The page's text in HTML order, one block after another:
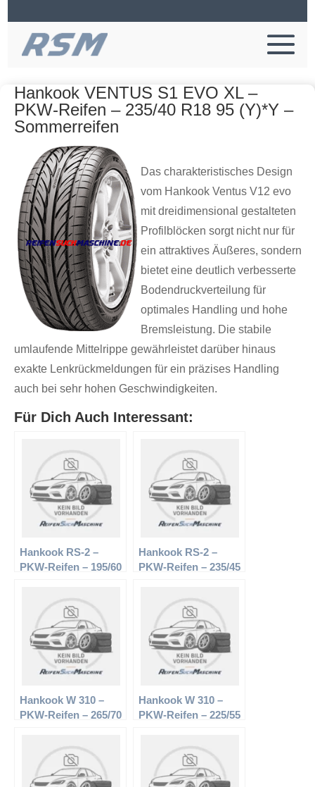
Hankook VENTUS S1 EVO XL –
PKW-Reifen – 235/40 R18 95 (Y)*Y –
Sommerreifen
Das charakteristisches Design
vom Hankook Ventus V12 evo
mit dreidimensional gestalteten
Profilblöcken sorgt nicht nur für
ein attraktives Äußeres, sondern
bietet eine deutlich verbesserte
Bodendruckverteilung für
optimales Handling und hohe
Bremsleistung. Die stabile
umlaufende Mittelrippe gewährleistet darüber hinaus
exakte Lenkrückmeldungen für ein präzises Handling
auch bei sehr hohen Geschwindigkeiten.
Für Dich Auch Interessant:
Hankook RS-2 –
PKW-Reifen – 195/60
Hankook RS-2 –
PKW-Reifen – 235/45
Hankook W 310 –
PKW-Reifen – 265/70
Hankook W 310 –
PKW-Reifen – 225/55